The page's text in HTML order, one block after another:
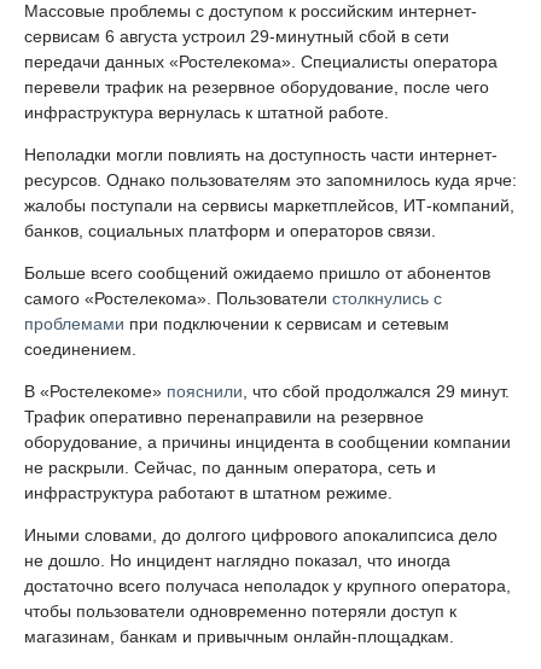
Массовые проблемы с доступом к российским интернет-
сервисам 6 августа устроил 29-минутный сбой в сети
передачи данных «Ростелекома». Специалисты оператора
перевели трафик на резервное оборудование, после чего
инфраструктура вернулась к штатной работе.
Неполадки могли повлиять на доступность части интернет-
ресурсов. Однако пользователям это запомнилось куда ярче:
жалобы поступали на сервисы маркетплейсов, ИТ-компаний,
банков, социальных платформ и операторов связи.
Больше всего сообщений ожидаемо пришло от абонентов
самого «Ростелекома». Пользователи столкнулись с
проблемами при подключении к сервисам и сетевым
соединением.
В «Ростелекоме» пояснили, что сбой продолжался 29 минут.
Трафик оперативно перенаправили на резервное
оборудование, а причины инцидента в сообщении компании
не раскрыли. Сейчас, по данным оператора, сеть и
инфраструктура работают в штатном режиме.
Иными словами, до долгого цифрового апокалипсиса дело
не дошло. Но инцидент наглядно показал, что иногда
достаточно всего получаса неполадок у крупного оператора,
чтобы пользователи одновременно потеряли доступ к
магазинам, банкам и привычным онлайн-площадкам.